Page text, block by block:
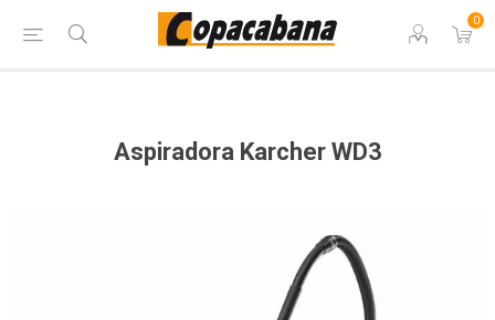
0
Aspiradora Karcher WD3